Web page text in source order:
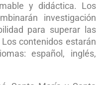
y didáctica. Los
investigación
para superar las
contenidos estarán
español, inglés,